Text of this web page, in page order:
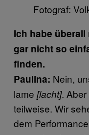
Fotograf:
Ich habe
gar nicht so
finden.
Paulina: Nein,
lame [lacht].
teilweise. Wir
dem